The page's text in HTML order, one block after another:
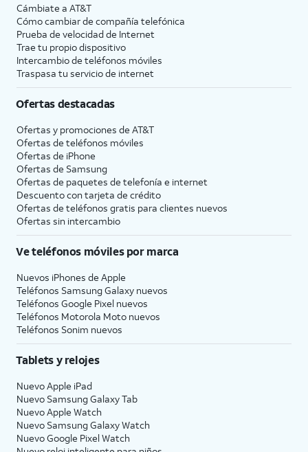
Cámbiate a AT&T
Cómo cambiar de compañía telefónica
Prueba de velocidad de Internet
Trae tu propio dispositivo
Intercambio de teléfonos móviles
Traspasa tu servicio de internet
Ofertas destacadas
Ofertas y promociones de AT&T
Ofertas de teléfonos móviles
Ofertas de iPhone
Ofertas de Samsung
Ofertas de paquetes de telefonía e internet
Descuento con tarjeta de crédito
Ofertas de teléfonos gratis para clientes nuevos
Ofertas sin intercambio
Ve teléfonos móviles por marca
Nuevos iPhones de Apple
Teléfonos Samsung Galaxy nuevos
Teléfonos Google Pixel nuevos
Teléfonos Motorola Moto nuevos
Teléfonos Sonim nuevos
Tablets y relojes
Nuevo Apple iPad
Nuevo Samsung Galaxy Tab
Nuevo Apple Watch
Nuevo Samsung Galaxy Watch
Nuevo Google Pixel Watch